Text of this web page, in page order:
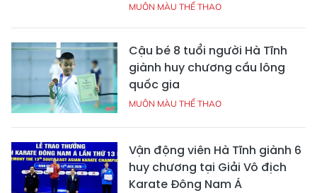
MUÔN MÀU THỂ THAO
Cậu bé 8 tuổi người Hà Tĩnh
giành huy chương cầu lông
quốc gia
MUÔN MÀU THỂ THAO
Vận động viên Hà Tĩnh giành 6
huy chương tại Giải Vô địch
Karate Đông Nam Á